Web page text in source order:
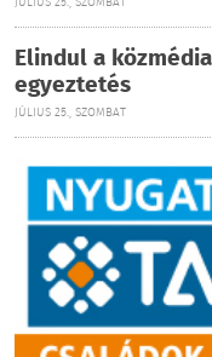
Elindul a
egyeztetés
JÚLIUS 25., SZOMBAT